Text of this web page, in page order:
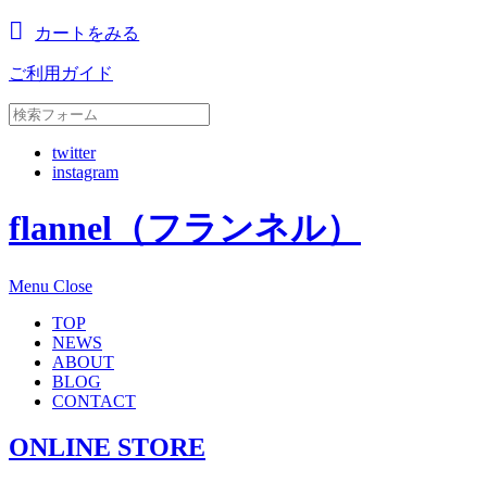
カートをみる
ご利用ガイド
twitter
instagram
flannel（フランネル）
Menu Close
TOP
NEWS
ABOUT
BLOG
CONTACT
ONLINE STORE